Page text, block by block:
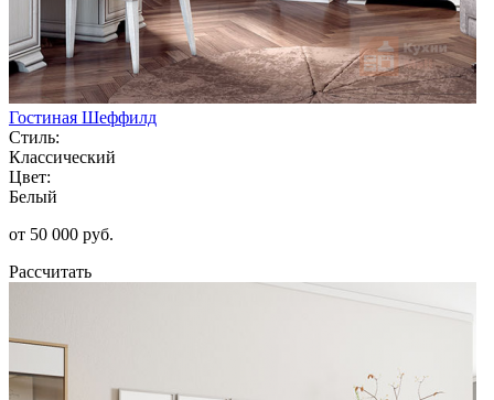
Гостиная Шеффилд
Стиль:
Классический
Цвет:
Белый
от 50 000 руб.
Рассчитать